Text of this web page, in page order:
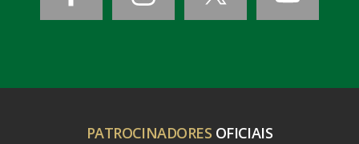
PATROCINADORES OFICIAIS